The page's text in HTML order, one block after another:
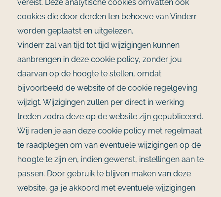
vereist. Deze analytische cookies omvatten ook
cookies die door derden ten behoeve van Vinderr
worden geplaatst en uitgelezen.
Vinderr zal van tijd tot tijd wijzigingen kunnen
aanbrengen in deze cookie policy, zonder jou
daarvan op de hoogte te stellen, omdat
bijvoorbeeld de website of de cookie regelgeving
wijzigt. Wijzigingen zullen per direct in werking
treden zodra deze op de website zijn gepubliceerd.
Wij raden je aan deze cookie policy met regelmaat
te raadplegen om van eventuele wijzigingen op de
hoogte te zijn en, indien gewenst, instellingen aan te
passen. Door gebruik te blijven maken van deze
website, ga je akkoord met eventuele wijzigingen